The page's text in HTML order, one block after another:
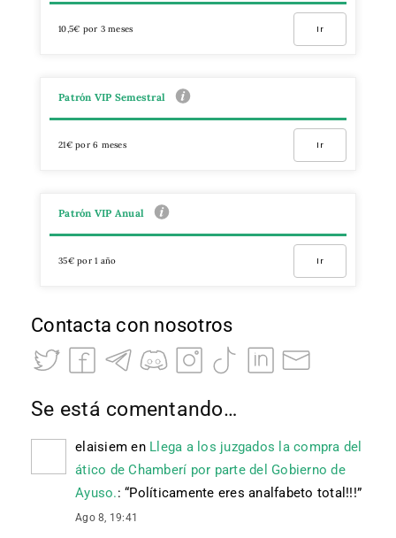
10,5€ por 3 meses Ir
Patrón VIP Semestral
21€ por 6 meses Ir
Patrón VIP Anual
35€ por 1 año Ir
Contacta con nosotros
Se está comentando…
elaisiem en Llega a los juzgados la compra del
ático de Chamberí por parte del Gobierno de
Ayuso.: “Políticamente eres analfabeto total!!!”
Ago 8, 19:41